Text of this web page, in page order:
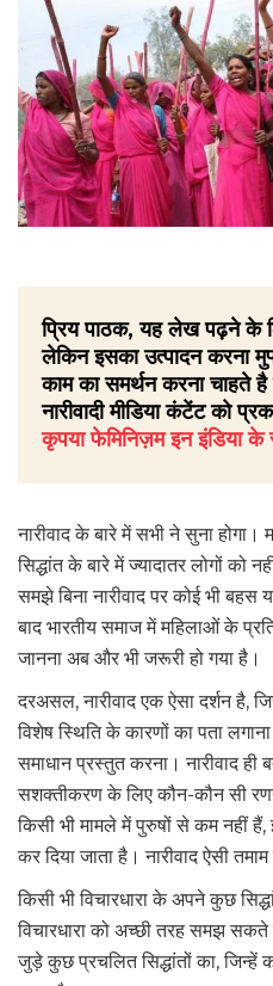
प्रिय पाठक, यह लेख पढ़ने के
लेकिन इसका उत्पादन करना
काम का समर्थन करना चाहते है
नारीवादी मीडिया कंटेंट को
कृपया फेमिनिज़म इन इंडिया
नारीवाद के बारे में सभी ने सुना
सिद्धांत के बारे में ज्यादातर लोगों को
समझे बिना नारीवाद पर कोई भी बहस
बाद भारतीय समाज में महिलाओं के
जानना अब और भी जरूरी हो गया है।
दरअसल, नारीवाद एक ऐसा दर्शन है,
विशेष स्थिति के कारणों का पता
समाधान प्रस्तुत करना। नारीवाद
सशक्तीकरण के लिए कौन-कौन सी
किसी भी मामले में पुरुषों से कम नहीं
कर दिया जाता है। नारीवाद ऐसी
किसी भी विचारधारा के अपने कुछ
विचारधारा को अच्छी तरह समझ
जुड़े कुछ प्रचलित सिद्धांतों का, जिन्हें